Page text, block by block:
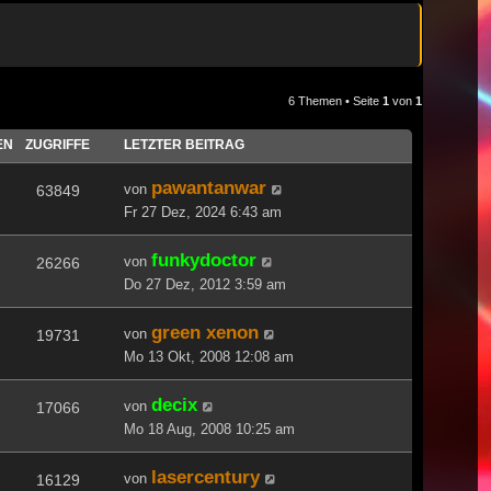
6 Themen • Seite 1 von 1
ZUGRIFFE LETZTER BEITRAG
63849 von pawantanwar
Fr 27 Dez, 2024 6:43 am
26266 von funkydoctor
Do 27 Dez, 2012 3:59 am
19731 von green xenon
Mo 13 Okt, 2008 12:08 am
17066 von decix
Mo 18 Aug, 2008 10:25 am
16129 von lasercentury